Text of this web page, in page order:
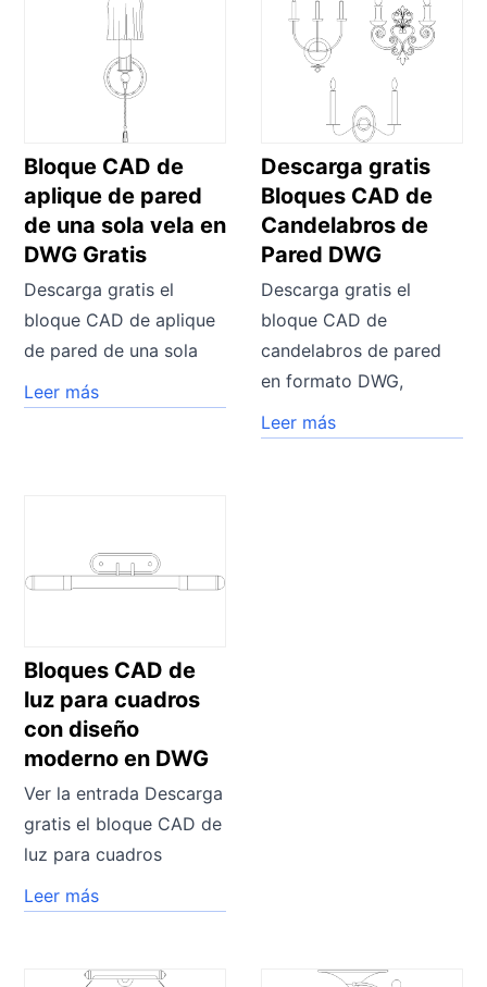
Bloque CAD de
aplique de pared
de una sola vela en
DWG Gratis
Descarga gratis el
bloque CAD de aplique
de pared de una sola
Leer más
Descarga gratis
Bloques CAD de
Candelabros de
Pared DWG
Descarga gratis el
bloque CAD de
candelabros de pared
en formato DWG,
Leer más
Bloques CAD de
luz para cuadros
con diseño
moderno en DWG
Ver la entrada Descarga
gratis el bloque CAD de
luz para cuadros
Leer más